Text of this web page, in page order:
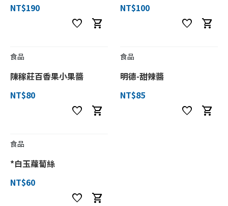
NT$190
favorite shopping_cart
NT$100
favorite shopping_cart
食品
陳稼莊百香果小果醬
NT$80
favorite shopping_cart
食品
明德-甜辣醬
NT$85
favorite shopping_cart
食品
*白玉蘿蔔絲
NT$60
favorite shopping_cart